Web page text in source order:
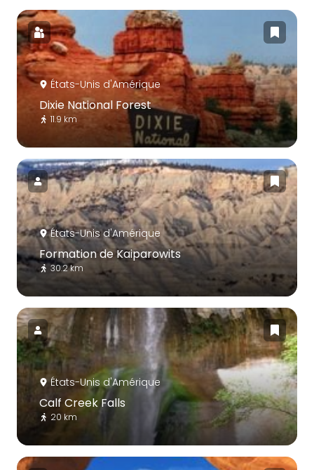
États-Unis d'Amérique
Dixie National Forest
11.9 km
États-Unis d'Amérique
Formation de Kaiparowits
30.2 km
États-Unis d'Amérique
Calf Creek Falls
20 km